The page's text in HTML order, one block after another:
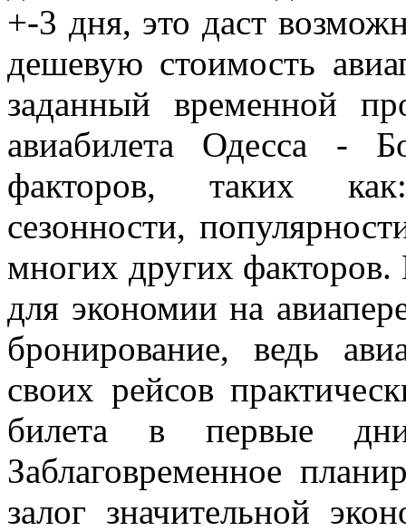
+-3 дня, это даст
дешевую стоимость
заданный временной
авиабилета Одесса -
факторов, таких
сезонности,
многих других
для экономии на
бронирование, ведь
своих рейсов
билета в первые
Заблаговременное
залог значительной